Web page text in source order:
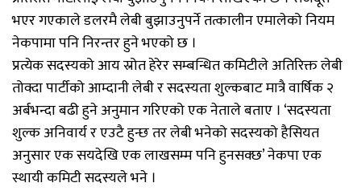
भएर गएकाले डलरमै लेबी बुझाउनुपर्ने तत्कालीन एमालेको नियम
नेकपामा पनि निरन्तर हुने भएको छ ।
प्रत्येक सदस्यको आय स्रोत हेरेर सम्बन्धित कमिटीले अतिरिक्त लेबी
तोक्दा पार्टीको आम्दानी लेबी र सदस्यता शुल्कबाट मात्रै वार्षिक २
अर्बभन्दा बढी हुने अनुमान गरिएको एक नेताले बताए । ‘सदस्यता
शुल्क अनिवार्य र एउटै हुन्छ तर लेबी भनेको सदस्यको हैसियत
अनुसार एक सयदेखि एक लाखसम्म पनि हुनसक्छ’ नेकपा एक
स्थायी कमिटी सदस्यले भने ।